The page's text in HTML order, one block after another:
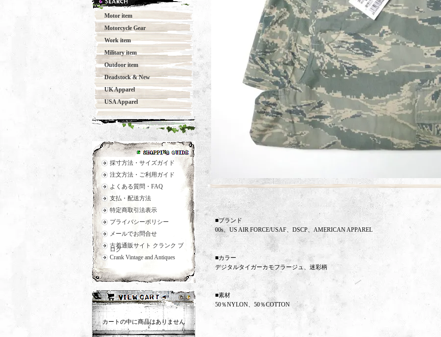
Motor item
Motorcycle Gear
Work item
Military item
Outdoor item
Deadstock & New
UK Apparel
USA Apparel
採寸方法・サイズガイド
注文方法・ご利用ガイド
よくある質問・FAQ
支払・配送方法
特定商取引法表示
プライバシーポリシー
メールでお問合せ
古着通販サイト クランク ブ
ログ
Crank Vintage and Antiques
カートの中に商品はありません
■ブランド
00s、US AIR FORCE/USAF、DSCP、AMERICAN APPAREL
■カラー
デジタルタイガーカモフラージュ、迷彩柄
■素材
50％NYLON、50％COTTON